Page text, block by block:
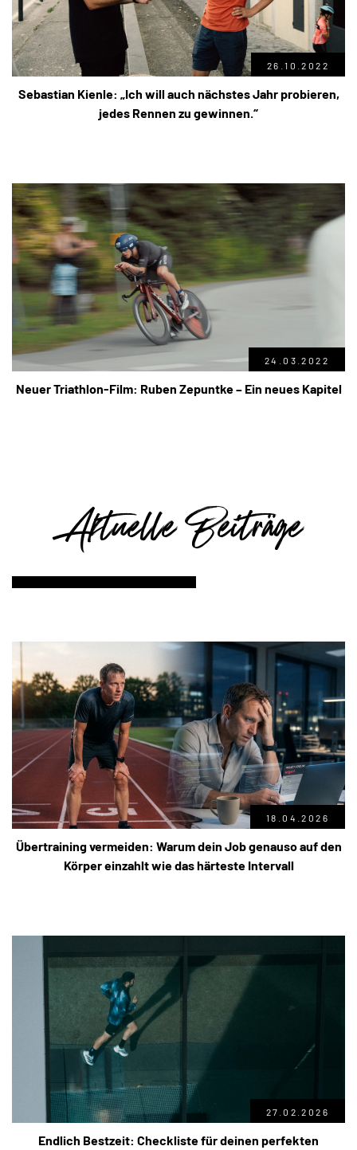
26.10.2022
Sebastian Kienle: „Ich will auch nächstes Jahr probieren,
jedes Rennen zu gewinnen.“
24.03.2022
Neuer Triathlon-Film: Ruben Zepuntke – Ein neues Kapitel
Aktuelle Beiträge
18.04.2026
Übertraining vermeiden: Warum dein Job genauso auf den
Körper einzahlt wie das härteste Intervall
27.02.2026
Endlich Bestzeit: Checkliste für deinen perfekten